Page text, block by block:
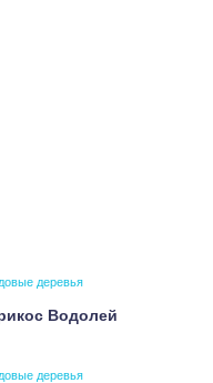
деревья
Водолей
деревья